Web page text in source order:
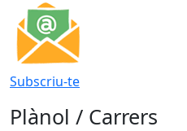
Subscriu-te
Plànol / Carrers